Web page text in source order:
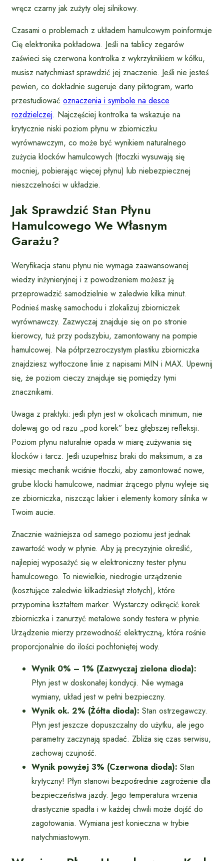
wręcz czarny jak zużyty olej silnikowy.
Czasami o problemach z układem hamulcowym poinformuje
Cię elektronika pokładowa. Jeśli na tablicy zegarów
zaświeci się czerwona kontrolka z wykrzyknikiem w kółku,
musisz natychmiast sprawdzić jej znaczenie. Jeśli nie jesteś
pewien, co dokładnie sugeruje dany piktogram, warto
przestudiować oznaczenia i symbole na desce
rozdzielczej. Najczęściej kontrolka ta wskazuje na
krytycznie niski poziom płynu w zbiorniczku
wyrównawczym, co może być wynikiem naturalnego
zużycia klocków hamulcowych (tłoczki wysuwają się
mocniej, pobierając więcej płynu) lub niebezpiecznej
nieszczelności w układzie.
Jak Sprawdzić Stan Płynu
Hamulcowego We Własnym
Garażu?
Weryfikacja stanu płynu nie wymaga zaawansowanej
wiedzy inżynieryjnej i z powodzeniem możesz ją
przeprowadzić samodzielnie w zaledwie kilka minut.
Podnieś maskę samochodu i zlokalizuj zbiorniczek
wyrównawczy. Zazwyczaj znajduje się on po stronie
kierowcy, tuż przy podszybiu, zamontowany na pompie
hamulcowej. Na półprzezroczystym plastiku zbiorniczka
znajdziesz wytłoczone linie z napisami MIN i MAX. Upewnij
się, że poziom cieczy znajduje się pomiędzy tymi
znacznikami.
Uwaga z praktyki: jeśli płyn jest w okolicach minimum, nie
dolewaj go od razu „pod korek” bez głębszej refleksji.
Poziom płynu naturalnie opada w miarę zużywania się
klocków i tarcz. Jeśli uzupełnisz braki do maksimum, a za
miesiąc mechanik wciśnie tłoczki, aby zamontować nowe,
grube klocki hamulcowe, nadmiar żrącego płynu wyleje się
ze zbiorniczka, niszcząc lakier i elementy komory silnika w
Twoim aucie.
Znacznie ważniejsza od samego poziomu jest jednak
zawartość wody w płynie. Aby ją precyzyjnie określić,
najlepiej wyposażyć się w elektroniczny tester płynu
hamulcowego. To niewielkie, niedrogie urządzenie
(kosztujące zaledwie kilkadziesiąt złotych), które
przypomina kształtem marker. Wystarczy odkręcić korek
zbiorniczka i zanurzyć metalowe sondy testera w płynie.
Urządzenie mierzy przewodność elektryczną, która rośnie
proporcjonalnie do ilości pochłoniętej wody.
Wynik 0% – 1% (Zazwyczaj zielona dioda):
Płyn jest w doskonałej kondycji. Nie wymaga
wymiany, układ jest w pełni bezpieczny.
Wynik ok. 2% (Żółta dioda): Stan ostrzegawczy.
Płyn jest jeszcze dopuszczalny do użytku, ale jego
parametry zaczynają spadać. Zbliża się czas serwisu,
zachowaj czujność.
Wynik powyżej 3% (Czerwona dioda): Stan
krytyczny! Płyn stanowi bezpośrednie zagrożenie dla
bezpieczeństwa jazdy. Jego temperatura wrzenia
drastycznie spadła i w każdej chwili może dojść do
zagotowania. Wymiana jest konieczna w trybie
natychmiastowym.